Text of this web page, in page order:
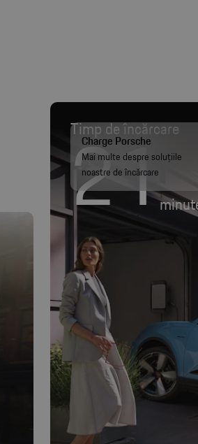
Timp de încărcare
21
Charge Porsche
Mai multe despre soluțiile
noastre de încărcare